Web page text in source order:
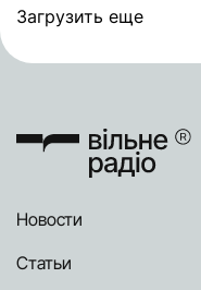
Загрузить еще
Новости
Статьи